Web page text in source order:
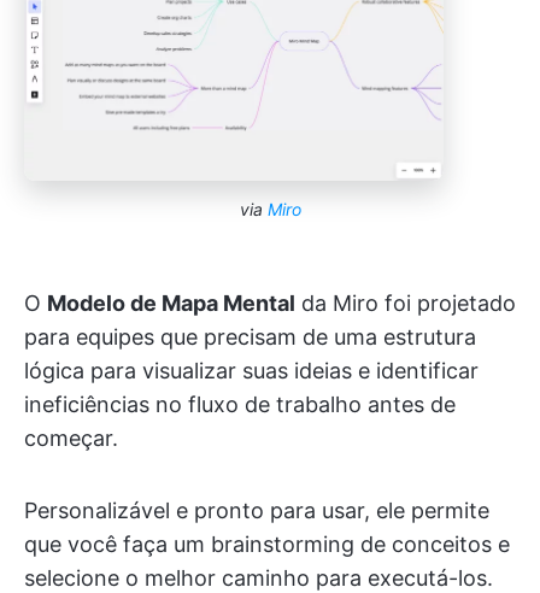
via Miro
O Modelo de Mapa Mental da Miro foi projetado
para equipes que precisam de uma estrutura
lógica para visualizar suas ideias e identificar
ineficiências no fluxo de trabalho antes de
começar.
Personalizável e pronto para usar, ele permite
que você faça um brainstorming de conceitos e
selecione o melhor caminho para executá-los.